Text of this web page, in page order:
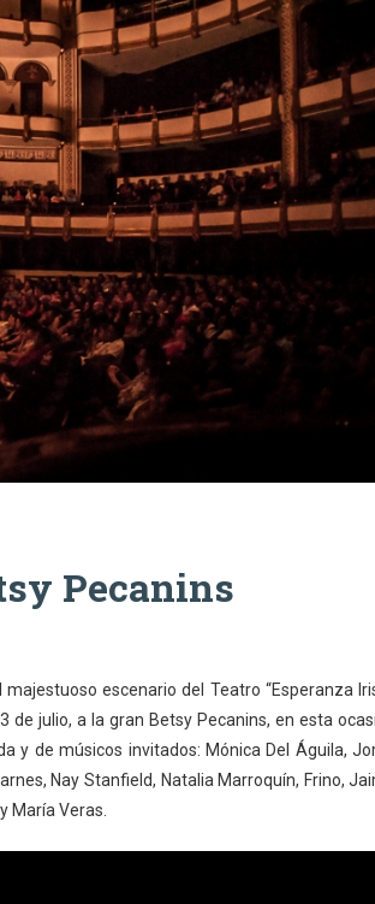
Pecanins
escenario del Teatro “Esperanza
julio, a la gran Betsy Pecanins, en esta
y de músicos invitados: Mónica Del Águila,
Nay Stanfield, Natalia Marroquín, Frino,
María Veras.